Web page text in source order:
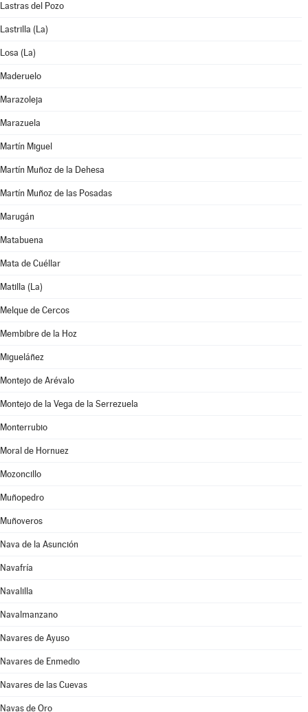
Lastras del Pozo
Lastrilla (La)
Losa (La)
Maderuelo
Marazoleja
Marazuela
Martín Miguel
Martín Muñoz de la Dehesa
Martín Muñoz de las Posadas
Marugán
Matabuena
Mata de Cuéllar
Matilla (La)
Melque de Cercos
Membibre de la Hoz
Migueláñez
Montejo de Arévalo
Montejo de la Vega de la Serrezuela
Monterrubio
Moral de Hornuez
Mozoncillo
Muñopedro
Muñoveros
Nava de la Asunción
Navafría
Navalilla
Navalmanzano
Navares de Ayuso
Navares de Enmedio
Navares de las Cuevas
Navas de Oro